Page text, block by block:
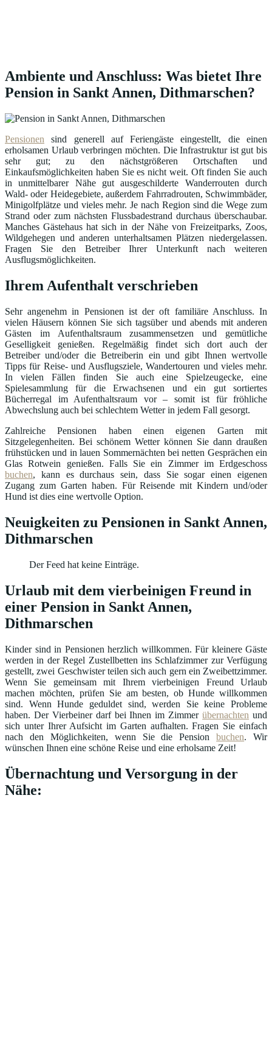
Ambiente und Anschluss: Was bietet Ihre
Pension in Sankt Annen, Dithmarschen?
Pensionen sind generell auf Feriengäste eingestellt, die einen
erholsamen Urlaub verbringen möchten. Die Infrastruktur ist gut bis
sehr gut; zu den nächstgrößeren Ortschaften und
Einkaufsmöglichkeiten haben Sie es nicht weit. Oft finden Sie auch
in unmittelbarer Nähe gut ausgeschilderte Wanderrouten durch
Wald- oder Heidegebiete, außerdem Fahrradrouten, Schwimmbäder,
Minigolfplätze und vieles mehr. Je nach Region sind die Wege zum
Strand oder zum nächsten Flussbadestrand durchaus überschaubar.
Manches Gästehaus hat sich in der Nähe von Freizeitparks, Zoos,
Wildgehegen und anderen unterhaltsamen Plätzen niedergelassen.
Fragen Sie den Betreiber Ihrer Unterkunft nach weiteren
Ausflugsmöglichkeiten.
Ihrem Aufenthalt verschrieben
Sehr angenehm in Pensionen ist der oft familiäre Anschluss. In
vielen Häusern können Sie sich tagsüber und abends mit anderen
Gästen im Aufenthaltsraum zusammensetzen und gemütliche
Geselligkeit genießen. Regelmäßig findet sich dort auch der
Betreiber und/oder die Betreiberin ein und gibt Ihnen wertvolle
Tipps für Reise- und Ausflugsziele, Wandertouren und vieles mehr.
In vielen Fällen finden Sie auch eine Spielzeugecke, eine
Spielesammlung für die Erwachsenen und ein gut sortiertes
Bücherregal im Aufenthaltsraum vor – somit ist für fröhliche
Abwechslung auch bei schlechtem Wetter in jedem Fall gesorgt.
Zahlreiche Pensionen haben einen eigenen Garten mit
Sitzgelegenheiten. Bei schönem Wetter können Sie dann draußen
frühstücken und in lauen Sommernächten bei netten Gesprächen ein
Glas Rotwein genießen. Falls Sie ein Zimmer im Erdgeschoss
buchen, kann es durchaus sein, dass Sie sogar einen eigenen
Zugang zum Garten haben. Für Reisende mit Kindern und/oder
Hund ist dies eine wertvolle Option.
Neuigkeiten zu Pensionen in Sankt Annen,
Dithmarschen
Der Feed hat keine Einträge.
Urlaub mit dem vierbeinigen Freund in
einer Pension in Sankt Annen,
Dithmarschen
Kinder sind in Pensionen herzlich willkommen. Für kleinere Gäste
werden in der Regel Zustellbetten ins Schlafzimmer zur Verfügung
gestellt, zwei Geschwister teilen sich auch gern ein Zweibettzimmer.
Wenn Sie gemeinsam mit Ihrem vierbeinigen Freund Urlaub
machen möchten, prüfen Sie am besten, ob Hunde willkommen
sind. Wenn Hunde geduldet sind, werden Sie keine Probleme
haben. Der Vierbeiner darf bei Ihnen im Zimmerübernachten und
sich unter Ihrer Aufsicht im Garten aufhalten. Fragen Sie einfach
nach den Möglichkeiten, wenn Sie die Pensionbuchen. Wir
wünschen Ihnen eine schöne Reise und eine erholsame Zeit!
Übernachtung und Versorgung in der
Nähe: